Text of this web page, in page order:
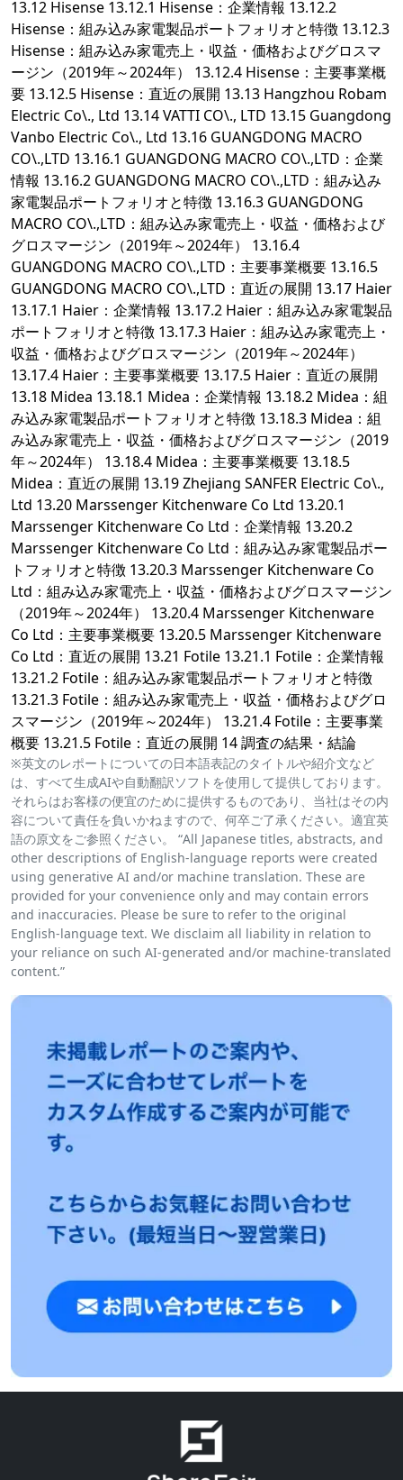
13.12 Hisense 13.12.1 Hisense：企業情報 13.12.2
Hisense：組み込み家電製品ポートフォリオと特徴 13.12.3
Hisense：組み込み家電売上・収益・価格およびグロスマ
ージン（2019年～2024年） 13.12.4 Hisense：主要事業概
要 13.12.5 Hisense：直近の展開 13.13 Hangzhou Robam
Electric Co\., Ltd 13.14 VATTI CO\., LTD 13.15 Guangdong
Vanbo Electric Co\., Ltd 13.16 GUANGDONG MACRO
CO\.,LTD 13.16.1 GUANGDONG MACRO CO\.,LTD：企業
情報 13.16.2 GUANGDONG MACRO CO\.,LTD：組み込み
家電製品ポートフォリオと特徴 13.16.3 GUANGDONG
MACRO CO\.,LTD：組み込み家電売上・収益・価格および
グロスマージン（2019年～2024年） 13.16.4
GUANGDONG MACRO CO\.,LTD：主要事業概要 13.16.5
GUANGDONG MACRO CO\.,LTD：直近の展開 13.17 Haier
13.17.1 Haier：企業情報 13.17.2 Haier：組み込み家電製品
ポートフォリオと特徴 13.17.3 Haier：組み込み家電売上・
収益・価格およびグロスマージン（2019年～2024年）
13.17.4 Haier：主要事業概要 13.17.5 Haier：直近の展開
13.18 Midea 13.18.1 Midea：企業情報 13.18.2 Midea：組
み込み家電製品ポートフォリオと特徴 13.18.3 Midea：組
み込み家電売上・収益・価格およびグロスマージン（2019
年～2024年） 13.18.4 Midea：主要事業概要 13.18.5
Midea：直近の展開 13.19 Zhejiang SANFER Electric Co\.,
Ltd 13.20 Marssenger Kitchenware Co Ltd 13.20.1
Marssenger Kitchenware Co Ltd：企業情報 13.20.2
Marssenger Kitchenware Co Ltd：組み込み家電製品ポー
トフォリオと特徴 13.20.3 Marssenger Kitchenware Co
Ltd：組み込み家電売上・収益・価格およびグロスマージン
（2019年～2024年） 13.20.4 Marssenger Kitchenware
Co Ltd：主要事業概要 13.20.5 Marssenger Kitchenware
Co Ltd：直近の展開 13.21 Fotile 13.21.1 Fotile：企業情報
13.21.2 Fotile：組み込み家電製品ポートフォリオと特徴
13.21.3 Fotile：組み込み家電売上・収益・価格およびグロ
スマージン（2019年～2024年） 13.21.4 Fotile：主要事業
概要 13.21.5 Fotile：直近の展開 14 調査の結果・結論
※英文のレポートについての日本語表記のタイトルや紹介文など
は、すべて生成AIや自動翻訳ソフトを使用して提供しております。
それらはお客様の便宜のために提供するものであり、当社はその内
容について責任を負いかねますので、何卒ご了承ください。適宜英
語の原文をご参照ください。 “All Japanese titles, abstracts, and
other descriptions of English-language reports were created
using generative AI and/or machine translation. These are
provided for your convenience only and may contain errors
and inaccuracies. Please be sure to refer to the original
English-language text. We disclaim all liability in relation to
your reliance on such AI-generated and/or machine-translated
content.”